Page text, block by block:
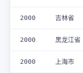
2000 吉林省
2000 黑龙江省
2000 上海市